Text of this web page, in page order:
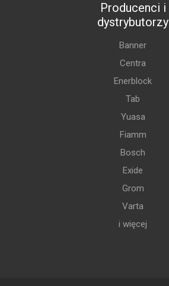
Producenci i
dystrybutorzy
Banner
Centra
Enerblock
Tab
Yuasa
Fiamm
Bosch
Exide
Grom
Varta
i więcej